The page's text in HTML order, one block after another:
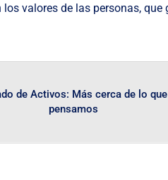
valores de las personas, que
de Activos: Más cerca de lo que
pensamos